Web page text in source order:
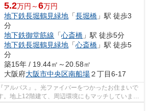
5.2万円～6万円
地下鉄長堀鶴見緑地 「長堀橋 」駅 徒歩3
分
地下鉄御堂筋線 「心斎橋 」駅 徒歩5分
地下鉄長堀鶴見緑地 「心斎橋 」駅 徒歩5
分
築15年 / 19.44㎡～20.58㎡
大阪府大阪市中央区南船場２丁目6-17
アルバス』。光ファイバーをつかったお住まいで
。地上12階建て、周辺環境にもマッチしていま
を選ぶことが...